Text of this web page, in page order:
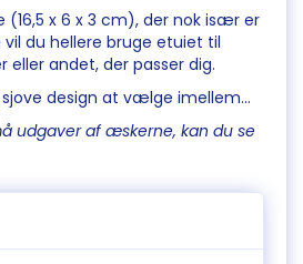
(16,5 x 6 x 3 cm), der nok især er
vil du hellere bruge etuiet til
eller andet, der passer dig.
design at vælge imellem...
udgaver af æskerne, kan du se